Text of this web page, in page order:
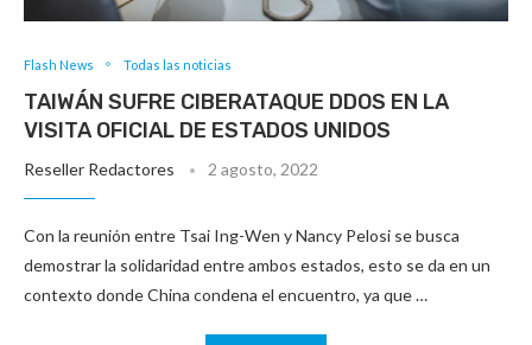
Flash News Todas las noticias
TAIWÁN SUFRE CIBERATAQUE DDOS EN LA
VISITA OFICIAL DE ESTADOS UNIDOS
Reseller Redactores 2 agosto, 2022
Con la reunión entre Tsai Ing-Wen y Nancy Pelosi se busca
demostrar la solidaridad entre ambos estados, esto se da en un
contexto donde China condena el encuentro, ya que …